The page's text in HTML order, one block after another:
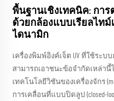
พื้นฐานเชิงเทคนิค: กา
ด้วยกล้องแบบเรียลไท
ไดนามิก
เครื่องพิมพ์อิงค์เจ็ต UV ที่ใช้ระ
สามารถเอาชนะข้อจำกัดเหล่า
เทคโนโลยีวิชันของเครื่องจักร
การเคลื่อนที่แบบปิดลูป (closed-